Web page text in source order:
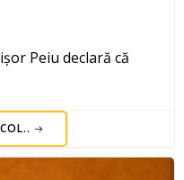
Peiu declară că